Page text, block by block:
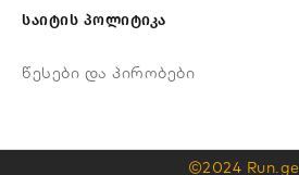
საიტის პოლიტიკა
წესები და პირობები
©2024 Run.ge